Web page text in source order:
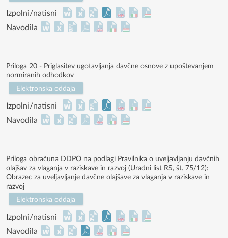
Izpolni/natisni
Navodila
Priloga 20 - Priglasitev ugotavljanja davčne osnove z upoštevanjem
normiranih odhodkov
Elektronska oddaja
Izpolni/natisni
Navodila
Priloga obračuna DDPO na podlagi Pravilnika o uveljavljanju davčnih
olajšav za vlaganja v raziskave in razvoj (Uradni list RS, št. 75/12):
Obrazec za uveljavljanje davčne olajšave za vlaganja v raziskave in
razvoj
Elektronska oddaja
Izpolni/natisni
Navodila